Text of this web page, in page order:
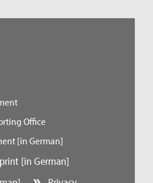
Office
[in German]
[in German]